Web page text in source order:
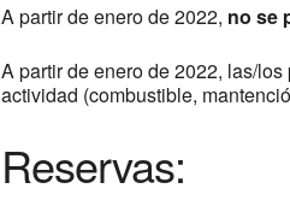
A partir de enero de 2022, no se
A partir de enero de 2022, las/
actividad (combustible,
Reservas: